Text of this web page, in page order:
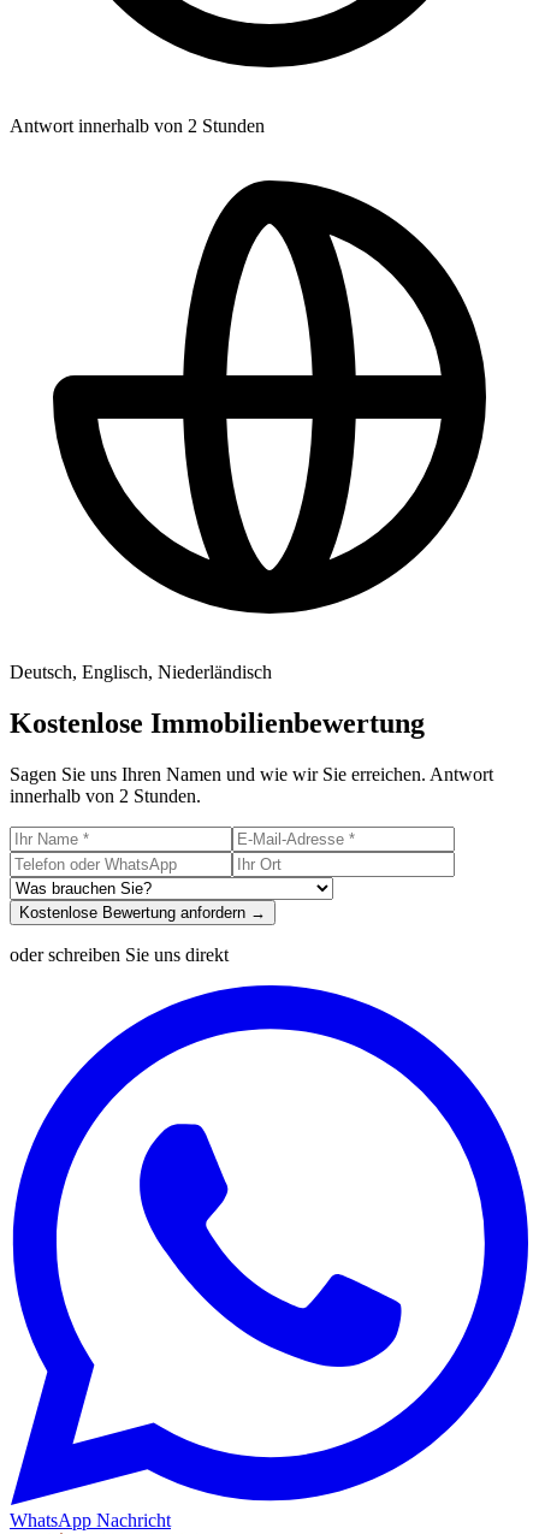
Antwort innerhalb von 2 Stunden
Deutsch, Englisch, Niederländisch
Kostenlose Immobilienbewertung
Sagen Sie uns Ihren Namen und wie wir Sie erreichen. Antwort
innerhalb von 2 Stunden.
Kostenlose Bewertung anfordern →
oder schreiben Sie uns direkt
WhatsApp Nachricht